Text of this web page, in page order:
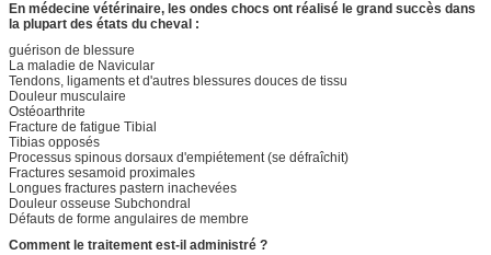
En médecine vétérinaire, les ondes chocs ont réalisé le grand succès dans
la plupart des états du cheval :
guérison de blessure
La maladie de Navicular
Tendons, ligaments et d'autres blessures douces de tissu
Douleur musculaire
Ostéoarthrite
Fracture de fatigue Tibial
Tibias opposés
Processus spinous dorsaux d'empiétement (se défraîchit)
Fractures sesamoid proximales
Longues fractures pastern inachevées
Douleur osseuse Subchondral
Défauts de forme angulaires de membre
Comment le traitement est-il administré ?